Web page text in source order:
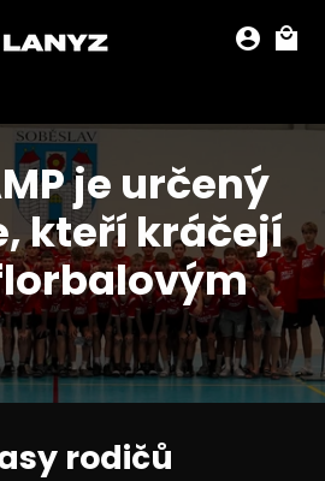
account_circle local_mall
je určený
kteří kráčejí
rodičů